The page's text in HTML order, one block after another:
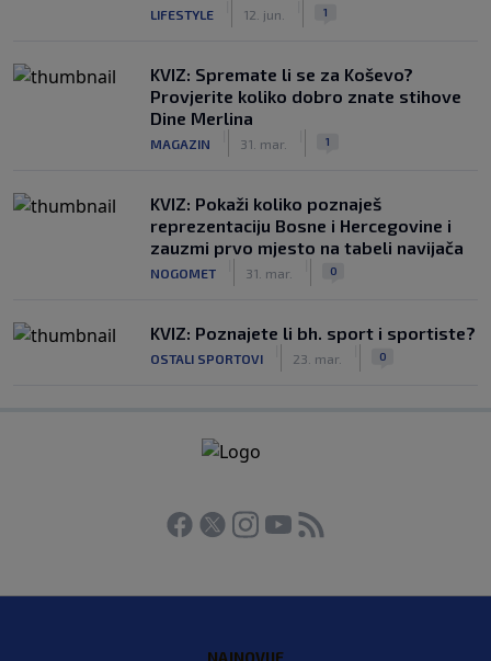
LIFESTYLE 12. jun. 1
KVIZ: Spremate li se za Koševo?
Provjerite koliko dobro znate stihove
Dine Merlina
MAGAZIN 31. mar. 1
KVIZ: Pokaži koliko poznaješ
reprezentaciju Bosne i Hercegovine i
zauzmi prvo mjesto na tabeli navijača
NOGOMET 31. mar. 0
KVIZ: Poznajete li bh. sport i sportiste?
OSTALI SPORTOVI 23. mar. 0
NAJNOVIJE